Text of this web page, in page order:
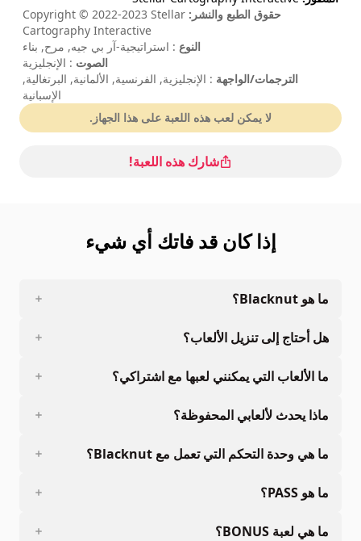
حقوق الطبع والنشر: Copyright © 2022-2023 Stellar
Cartography Interactive
النوع : استراتيجية-آر بي جيه, مرح, بناء
الصوت : الإنجليزية
الترجمات/الواجهة : الإنجليزية, الفرنسية, الألمانية, البرتغالية,
الإسبانية
مدة الجلسة
مستوى الصعوبة
: متوسط
لا يمكن لعب هذه اللعبة على هذا الجهاز.
شارك هذه اللعبة!
إذا كان قد فاتك أي شيء
ما هو Blacknut؟
هل أحتاج إلى تنزيل الألعاب؟
ما الألعاب التي يمكنني لعبها مع اشتراكي؟
ماذا يحدث لألعابي المحفوظة؟
ما هي وحدة التحكم التي تعمل مع Blacknut؟
ما هو PASS؟
ما هي لعبة BONUS؟